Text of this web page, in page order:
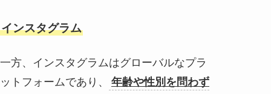
インスタグラム
一方、インスタグラムはグローバルなプラ
ットフォームであり、
年齢や性別を問わず